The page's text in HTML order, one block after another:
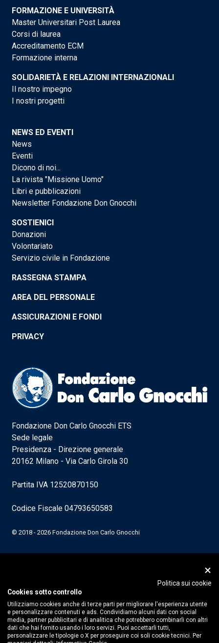
FORMAZIONE E UNIVERSITÀ
Master Universitari Post Laurea
Corsi di laurea
Accreditamento ECM
Formazione interna
SOLIDARIETÀ E RELAZIONI INTERNAZIONALI
Il nostro impegno
I nostri progetti
NEWS ED EVENTI
News
Eventi
Dicono di noi...
La rivista "Missione Uomo"
Libri e pubblicazioni
Newsletter Fondazione Don Gnocchi
SOSTIENICI
Donazioni
Volontariato
Servizio civile in Fondazione
RASSEGNA STAMPA
AREA DEL PERSONALE
ASSICURAZIONI E FONDI
PRIVACY
Fondazione Don Carlo Gnocchi ETS
Sede legale
Presidenza - Direzione generale
20162 Milano - Via Carlo Girola 30
Partita IVA 12520870150
Codice Fiscale 04793650583
© 2018 - 2026 Fondazione Don Carlo Gnocchi
Politica sui cookie
Cookies sotto controllo
Utilizziamo cookies anche di terze parti per migliorare l'esperienza utente
e personalizzare contenuti e ads. Condividiamo alcuni dati con social
media, partner pubblicitari e di analitica che potrebbero combinarli con altri
dati che hai fornito usando i loro servizi. Puoi accettarli tutti,
personalizzare le tipologie o X per proseguire coi soli cookie tecnici. Per